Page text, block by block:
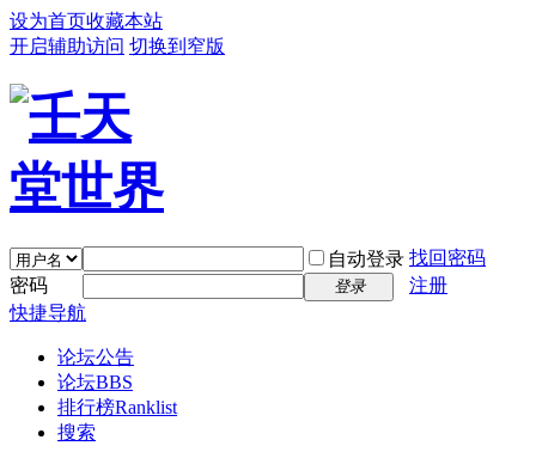
设为首页收藏本站
开启辅助访问 切换到窄版
自动登录 找回密码
密码
登录
注册
快捷导航
论坛公告
论坛BBS
排行榜Ranklist
搜索